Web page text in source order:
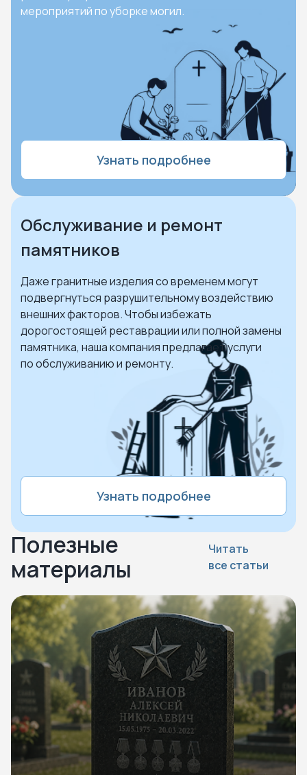
мероприятий по уборке могил.
Узнать подробнее
Обслуживание и ремонт
памятников
Даже гранитные изделия со временем могут
подвергнуться разрушительному воздействию
внешних факторов. Чтобы избежать
дорогостоящей реставрации или полной замены
памятника, наша компания предлагает услуги
по обслуживанию и ремонту.
Узнать подробнее
Полезные
материалы
Читать
все статьи